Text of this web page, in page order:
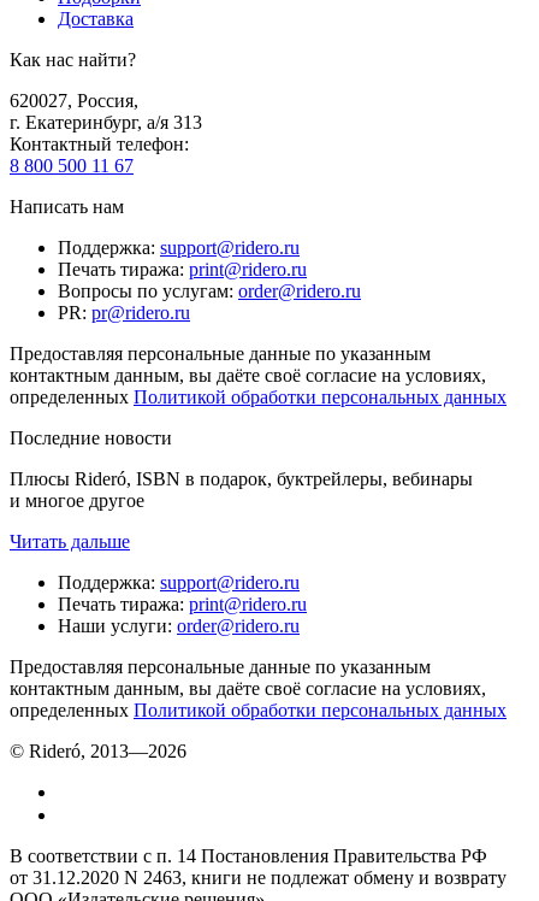
Доставка
Как нас найти?
620027, Россия,
г. Екатеринбург, а/я 313
Контактный телефон:
8 800 500 11 67
Написать нам
Поддержка: support@ridero.ru
Печать тиража: print@ridero.ru
Вопросы по услугам: order@ridero.ru
PR: pr@ridero.ru
Предоставляя персональные данные по указанным
контактным данным, вы даёте своё согласие на условиях,
определенных Политикой обработки персональных данных
Последние новости
Плюсы Rideró, ISBN в подарок, буктрейлеры, вебинары
и многое другое
Читать дальше
Поддержка: support@ridero.ru
Печать тиража: print@ridero.ru
Наши услуги: order@ridero.ru
Предоставляя персональные данные по указанным
контактным данным, вы даёте своё согласие на условиях,
определенных Политикой обработки персональных данных
© Rideró, 2013—2026
В соответствии с п. 14 Постановления Правительства РФ
от 31.12.2020 N 2463, книги не подлежат обмену и возврату